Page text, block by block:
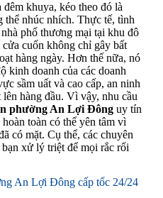
khuya, kéo theo đó là
thể nhúc nhích. Thực tế, tình
phố thương mại tại khu đô
cuốn không chỉ gây bất
hàng ngày. Hơn thế nữa, nó
kinh doanh của các doanh
sầm uất và cao cấp, an ninh
hàng đầu. Vì vậy, nhu cầu
phường An Lợi Đônguy tín
toàn có thể yên tâm vì
có mặt. Cụ thể, các chuyên
xử lý triệt để mọi rắc rối
An Lợi Đông cấp tốc 24/24